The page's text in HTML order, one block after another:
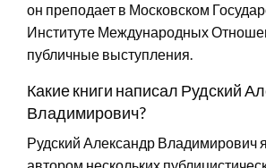
он преподает в Московском
Институте Международных
публичные выступления.
Какие книги написал Рудский
Владимирович?
Рудский Александр Владимирович